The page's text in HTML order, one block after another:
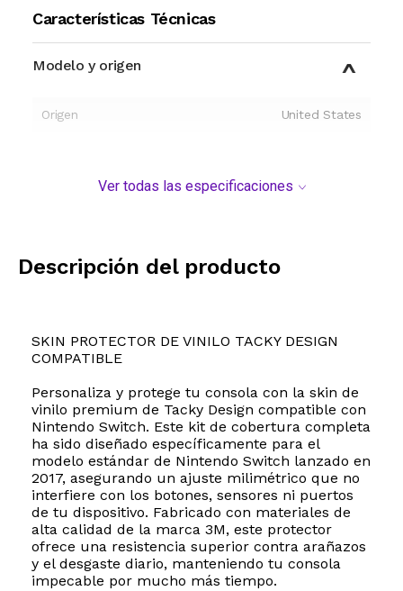
Características Técnicas
Modelo y origen
Origen United States
Ver todas las especificaciones
Descripción del producto
SKIN PROTECTOR DE VINILO TACKY DESIGN
COMPATIBLE
Personaliza y protege tu consola con la skin de
vinilo premium de Tacky Design compatible con
Nintendo Switch. Este kit de cobertura completa
ha sido diseñado específicamente para el
modelo estándar de Nintendo Switch lanzado en
2017, asegurando un ajuste milimétrico que no
interfiere con los botones, sensores ni puertos
de tu dispositivo. Fabricado con materiales de
alta calidad de la marca 3M, este protector
ofrece una resistencia superior contra arañazos
y el desgaste diario, manteniendo tu consola
impecable por mucho más tiempo.